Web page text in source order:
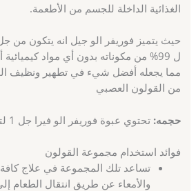
الغذائية الداخلة للجسم من الأطعمة.
حيث يتميز فوريفر الو جيل انه يتكون من
ل 99% من مكوناته بدون أي مواد كيميائية أو مواد حافظة
مما يجعله أفضل شيء في تطهير ونظيف
من القولون العصبي
حجمه: تحتوي عبوة فوريفر الو فيرا جل 1 لتر
فوائد استخدام مجموعة القولون
تساعد تلك المجموعة في علاج
والأمعاء عن طريق انتقال الطعام